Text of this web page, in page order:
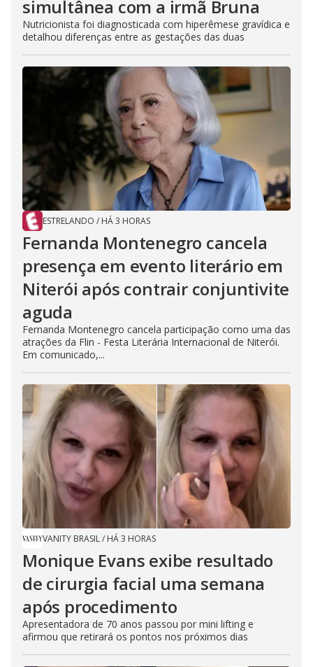
simultânea com a irmã Bruna
Nutricionista foi diagnosticada com hiperêmese gravídica e
detalhou diferenças entre as gestações das duas
ESTRELANDO / HÁ 3 HORAS
Fernanda Montenegro cancela
presença em evento literário em
Niterói após contrair conjuntivite
aguda
Fernanda Montenegro cancela participação como uma das
atrações da Flin - Festa Literária Internacional de Niterói.
Em comunicado,...
VANITY BRASIL/ HÁ 3 HORAS
Monique Evans exibe resultado
de cirurgia facial uma semana
após procedimento
Apresentadora de 70 anos passou por mini lifting e
afirmou que retirará os pontos nos próximos dias